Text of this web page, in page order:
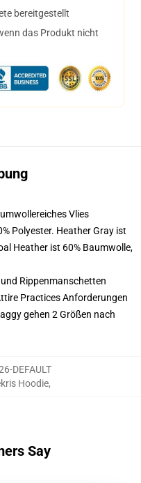
bereitgestellt
das Produkt nicht
Vlies
Polyester. Heather Gray ist
Heather ist 60% Baumwolle,
Rippenmanschetten
Practices Anforderungen
gehen 2 Größen nach
DEFAULT
Hoodie,
Say